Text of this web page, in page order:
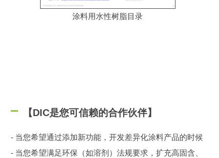
涂料用水性树脂目录
【DIC是您可信赖的合作伙伴】
- 当您希望通过添加新功能，开发差异化涂料产品的时候
- 当您希望满足环保（如溶剂）法规要求，扩充高固含、